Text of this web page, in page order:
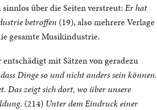
über die Seiten verstreut: Er hat
betroffen (19), also mehrere Verlage
gesamte Musikindustrie.
mit Sätzen von geradezu
Dinge so und nicht anders sein können.
Das zeigt sich dort, wo über unsere
(214) Unter dem Eindruck einer